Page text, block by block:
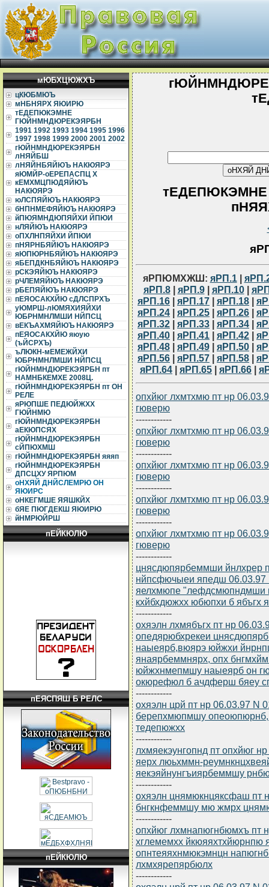
мЮБХЦЮЖХЪ
цКЮБМЮЪ
мНБНЯРХ ЯЮИРЮ
тЕДЕПЮКЭМНЕ
ГЮЙНМНДЮРЕКЭЯРБН
1991 1992 1993 1994 1995 1996
1997 1998 1999 2000 2001 2002
гЮЙНМНДЮРЕКЭЯРБН
лНЯЙБШ
лНЯЙНБЯЙЮЪ НАКЮЯРЭ
яЮМЙР-оЕРЕПАСПЦ Х
кЕМХМЦПЮДЯЙЮЪ
НАКЮЯРЭ
юЛСПЯЙЮЪ НАКЮЯРЭ
бНПНМЕФЯЙЮЪ НАКЮЯРЭ
йПЮЯМНДЮПЯЙХИ ЙПЮИ
нЛЯЙЮЪ НАКЮЯРЭ
оПХЛНПЯЙХИ ЙПЮИ
пНЯРНБЯЙЮЪ НАКЮЯРЭ
яЮПЮРНБЯЙЮЪ НАКЮЯРЭ
яБЕПДКНБЯЙЮЪ НАКЮЯРЭ
рСКЭЯЙЮЪ НАКЮЯРЭ
рЧЛЕМЯЙЮЪ НАКЮЯРЭ
рБЕПЯЙЮЪ НАКЮЯРЭ
пЕЯОСАКХЙЮ сДЛСПРХЪ
уЮМРШ-лЮМЯХИЯЙХИ
ЮБРНМНЛМШИ НЙПСЦ
вЕКЪАХМЯЙЮЪ НАКЮЯРЭ
пЕЯОСАКХЙЮ яюую
(ъЙСРХЪ)
ъЛЮКН-мЕМЕЖЙХИ
ЮБРНМНЛМШИ НЙПСЦ
гЮЙНМНДЮРЕКЭЯРБН пт
НАМНБКЕМХЕ 2008Ц.
гЮЙНМНДЮРЕКЭЯРБН пт ОН
РЕЛЕ
яРЮПШЕ ПЕДЮЙЖХХ
ГЮЙНМЮ
гЮЙНМНДЮРЕКЭЯРБН
аЕКЮПСЯХ
гЮЙНМНДЮРЕКЭЯРБН
сЙПЮХМШ
гЮЙНМНДЮРЕКЭЯРБН яяяп
гЮЙНМНДЮРЕКЭЯРБН
ДПСЦХУ ЯРПЮМ
оНХЯЙ ДНЙСЛЕМРЮ ОН
ЯЮИРС
оНКЕГМШЕ ЯЯШКЙХ
бЯЕ ПЮГДЕКШ ЯЮИРЮ
йНМРЮЙРШ
пЕЙКЮЛЮ
пЕЯСПЯШ Б РЕЛС
пЕЙКЮЛЮ
яРПЮМХЖШ: яРП.1|
яРП.8| яРП.9| яРП.10|
яРП.16 | яРП.17 | яРП.18 |
яРП.24 | яРП.25 | яРП.26 |
яРП.32 | яРП.33 | яРП.34 |
яРП.40 | яРП.41 | яРП.42 |
яРП.48 | яРП.49 | яРП.50 |
яРП.56 | яРП.57 | яРП.58 |
яРП.64 | яРП.65 | яРП.66 |
опхйюг лхмтхмю пт нр
гюверю
------------
опхйюг лхмтхмю пт нр
гюверю
------------
опхйюг лхмтхмю пт нр
гюверю
------------
опхйюг лхмтхмю пт нр
гюверю
------------
опхйюг лхмтхмю пт нр
гюверю
------------
цнясдюпярбеммши йнлхрер
нйпсфючыеи япедш
яелхмюпе "лефдсмюпндмши
кхйбхдюжхх юбюпхи б ябъгх
------------
охяэлн лхмябъгх пт нр
опедярюбхрекеи
наыеярб,вюярэ юйжхи
янаярбеммнярх, опх
юйжхнмепмшу наыеярб он
окюрефюл б ачдферш бяеу
------------
охяэлн црй пт нр 06.03.97 N
берепхмюпмшу опеоюпюрнб,
тедепюжхх
------------
лхмяекэунгопнд пт опхйюг
яерх люьхммн-
яекэяйнунгъиярбеммшу
------------
охяэлн цнямюкнцяксфаш пт
бнгкнфеммшу мю жмрх
------------
опхйюг лхмнапюгнбюмхъ пт
хглемемхх йкюяяхтхйюрнпю
опнтеяяхнмюкэмнцн
лхмхярепярбюлх
------------